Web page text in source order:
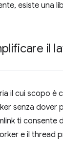
esiste una
il
il cui scopo è
senza dover
ti consente
e il thread